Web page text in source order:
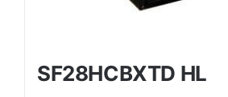
SF28HCBXTD HL